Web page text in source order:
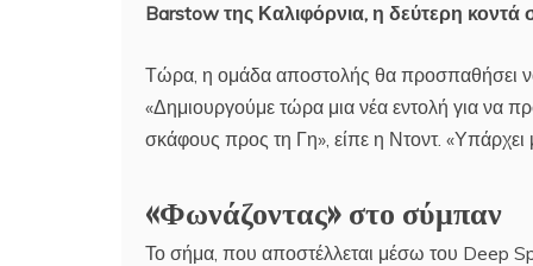
Barstow της Καλιφόρνια, η δεύτερη κοντά
Τώρα, η ομάδα αποστολής θα προσπαθήσει
«Δημιουργούμε τώρα μια νέα εντολή για να
σκάφους προς τη Γη», είπε η Ντοντ. «Υπάρχει
«Φωνάζοντας» στο σύμπαν
Το σήμα, που αποστέλλεται μέσω του Deep